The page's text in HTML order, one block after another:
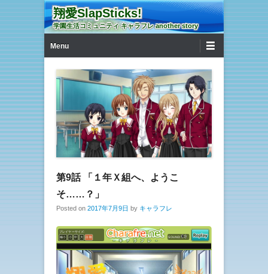
翔愛SlapSticks!
学園生活コミュニティ キャラフレ another story
Menu
第9話 「１年Ｘ組へ、ようこ
そ……？」
Posted on 2017年7月9日 by キャラフレ